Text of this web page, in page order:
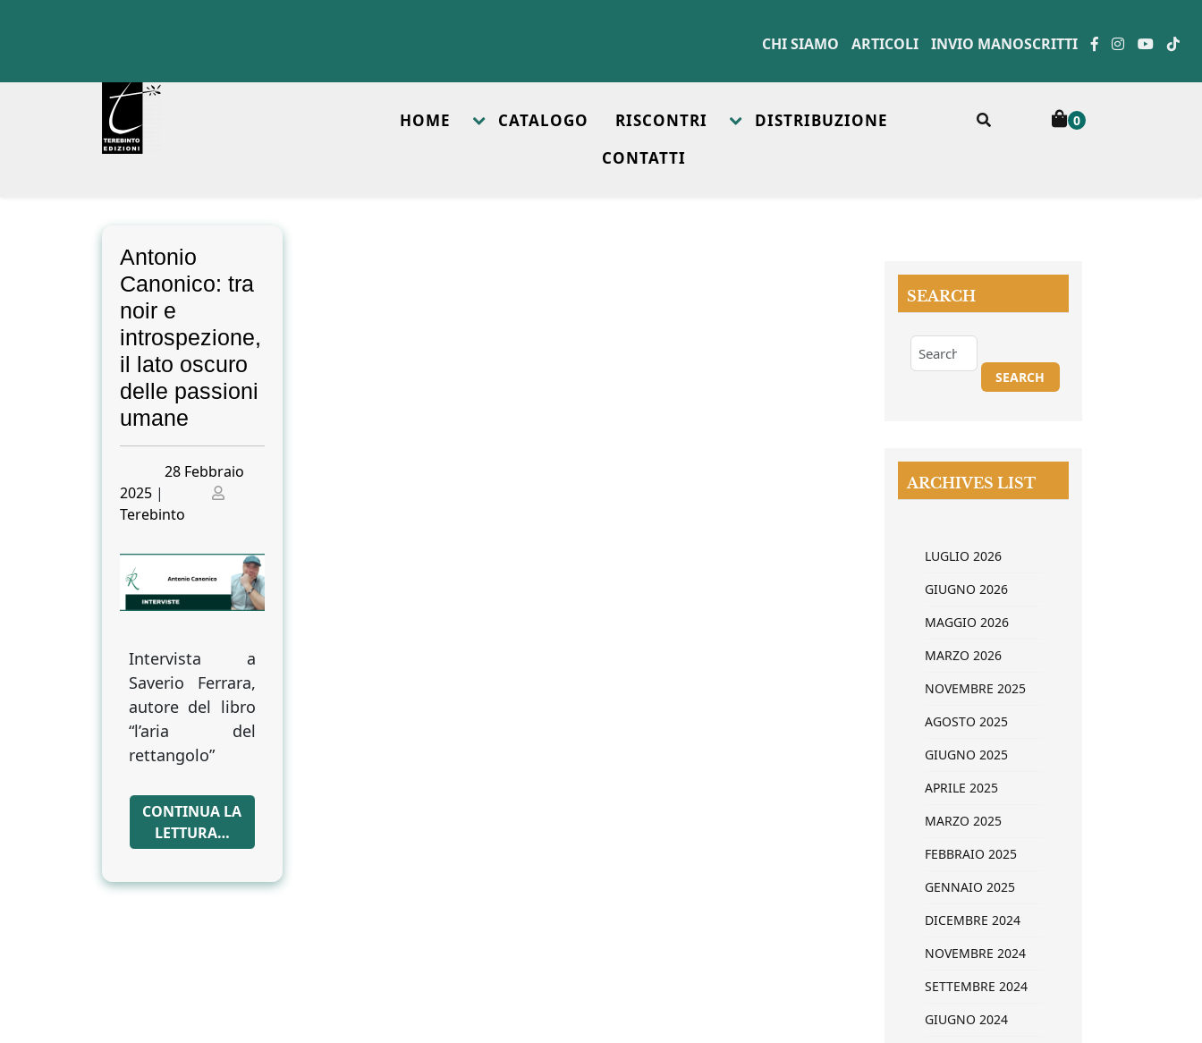
CHI SIAMO ARTICOLI INVIO MANOSCRITTI
HOME CATALOGO RISCONTRI
DISTRIBUZIONE
CONTATTI
0
Antonio
Canonico: tra
noir e
introspezione,
il lato oscuro
delle passioni
umane
Posted
28 Febbraio
2025 |
Posted
Terebinto
Intervista a
Saverio Ferrara,
autore del libro
“l’aria del
rettangolo”
CONTINUA LA
LETTURA…
SEARCH
ARCHIVES LIST
LUGLIO 2026
GIUGNO 2026
MAGGIO 2026
MARZO 2026
NOVEMBRE 2025
AGOSTO 2025
GIUGNO 2025
APRILE 2025
MARZO 2025
FEBBRAIO 2025
GENNAIO 2025
DICEMBRE 2024
NOVEMBRE 2024
SETTEMBRE 2024
GIUGNO 2024